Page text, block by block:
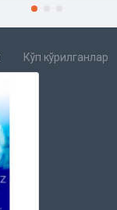
Кўп кўрилганлар